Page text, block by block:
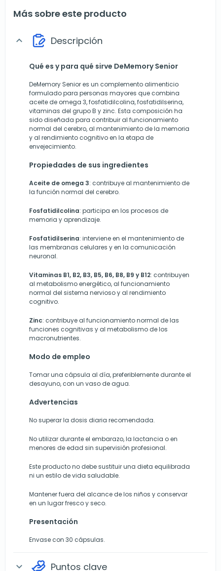
Más sobre este producto
expand_more Descripción
Qué es y para qué sirve DeMemory Senior
DeMemory Senior es un complemento alimenticio
formulado para personas mayores que combina
aceite de omega 3, fosfatidilcolina, fosfatidilserina,
vitaminas del grupo B y zinc. Esta composición ha
sido diseñada para contribuir al funcionamiento
normal del cerebro, al mantenimiento de la memoria
y al rendimiento cognitivo en la etapa de
envejecimiento.
Propiedades de sus ingredientes
Aceite de omega 3: contribuye al mantenimiento de
la función normal del cerebro.
Fosfatidilcolina: participa en los procesos de
memoria y aprendizaje.
Fosfatidilserina: interviene en el mantenimiento de
las membranas celulares y en la comunicación
neuronal.
Vitaminas B1, B2, B3, B5, B6, B8, B9 y B12: contribuyen
al metabolismo energético, al funcionamiento
normal del sistema nervioso y al rendimiento
cognitivo.
Zinc: contribuye al funcionamiento normal de las
funciones cognitivas y al metabolismo de los
macronutrientes.
Modo de empleo
Tomar una cápsula al día, preferiblemente durante el
desayuno, con un vaso de agua.
Advertencias
No superar la dosis diaria recomendada.
No utilizar durante el embarazo, la lactancia o en
menores de edad sin supervisión profesional.
Este producto no debe sustituir una dieta equilibrada
ni un estilo de vida saludable.
Mantener fuera del alcance de los niños y conservar
en un lugar fresco y seco.
Presentación
Envase con 30 cápsulas.
expand_more Puntos clave